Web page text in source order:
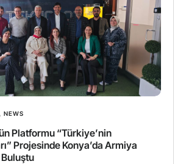
NEWS
Platformu “Türkiye’nin
Projesinde Konya’da Armiya